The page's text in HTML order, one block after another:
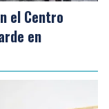
el Centro
en